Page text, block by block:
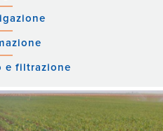
e filtrazione